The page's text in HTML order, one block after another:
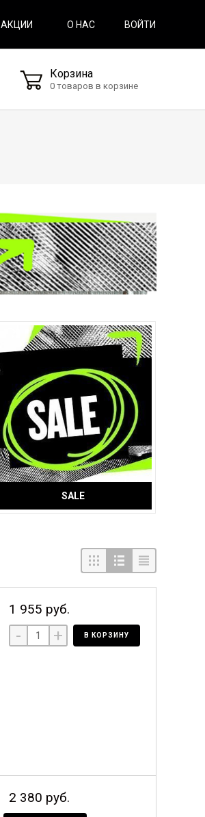
АКЦИИ О НАС ВОЙТИ
Корзина
0 товаров в корзине
SALE
1 955 руб.
- + В КОРЗИНУ
2 380 руб.